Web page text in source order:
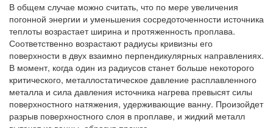
В общем случае можно считать, что по мере увеличения
погонной энергии и уменьшения сосредоточенности источника
теплоты возрастает ширина и протяженность проплава.
Соответственно возрастают радиусы кривизны его
поверхности в двух взаимно перпендикулярных направлениях.
В момент, когда один из радиусов станет больше некоторого
критического, металлостатическое давление расплавленного
металла и сила давления источника нагрева превысят силы
поверхностного натяжения, удерживающие ванну. Произойдет
разрыв поверхностного слоя в проплаве, и жидкий металл